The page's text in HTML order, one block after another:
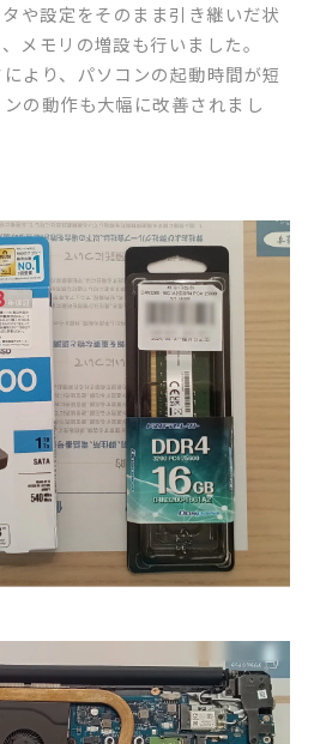
や設定をそのまま引き継いだ状
メモリの増設も行いました。
より、パソコンの起動時間が短
の動作も大幅に改善されまし